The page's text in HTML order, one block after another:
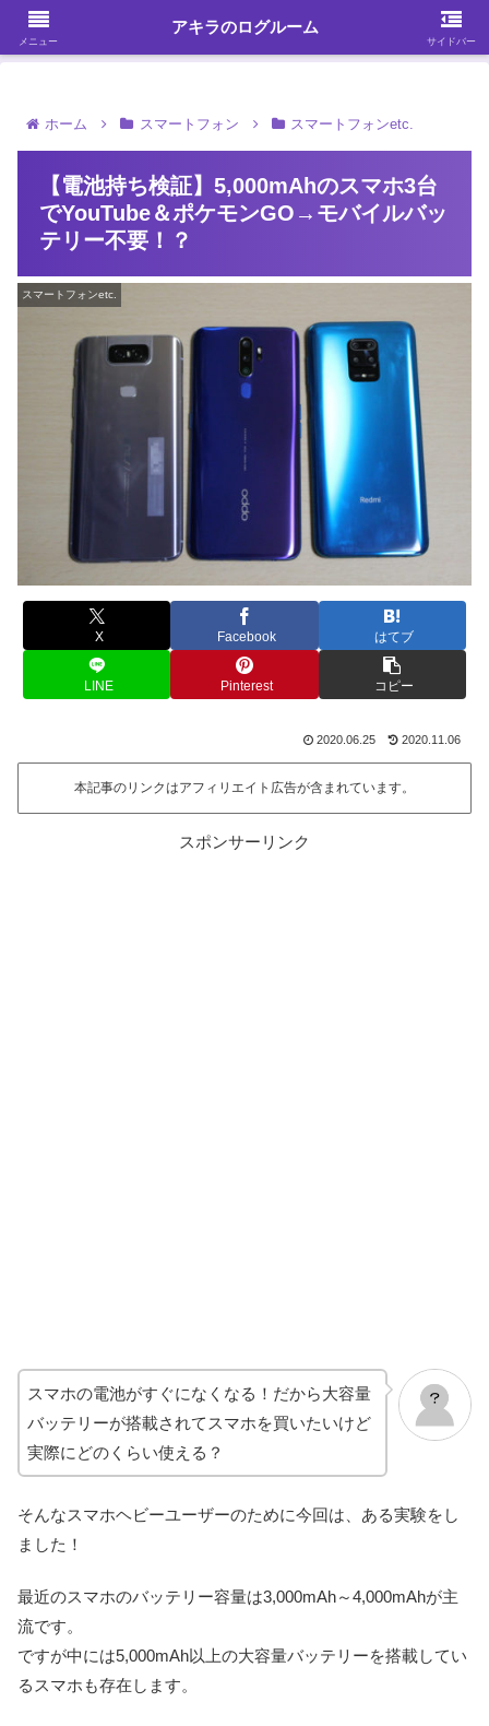
ガジェット・スマホ・パソコンを中心に何かを発見する
ホーム スマートフォン スマートフォンetc.
【電池持ち検証】5,000mAhのスマホ3台
でYouTube＆ポケモンGO→モバイルバッ
テリー不要！？
スマートフォンetc.
X Facebook はてブ
LINE Pinterest コピー
2020.06.25 2020.11.06
本記事のリンクはアフィリエイト広告が含まれています。
スポンサーリンク
スマホの電池がすぐになくなる！だから大容量
バッテリーが搭載されてスマホを買いたいけど
実際にどのくらい使える？
そんなスマホヘビーユーザーのために今回は、ある実験をし
ました！
最近のスマホのバッテリー容量は3,000mAh～4,000mAhが主
流です。
ですが中には5,000mAh以上の大容量バッテリーを搭載してい
るスマホも存在します。
メニュー
アキラのログルーム
サイドバー